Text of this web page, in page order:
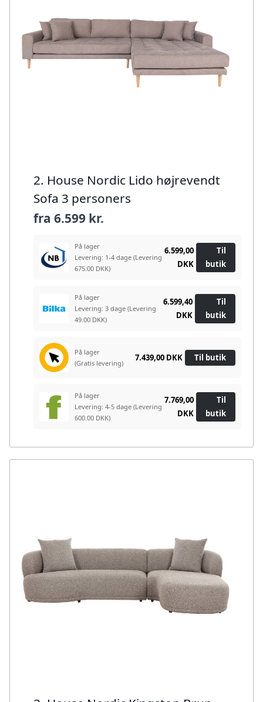
2. House Nordic Lido højrevendt
Sofa 3 personers
fra 6.599 kr.
På lager
Levering: 1-4 dage (Levering
675.00 DKK)
6.599,00
DKK
Til
butik
På lager
Levering: 3 dage (Levering
49.00 DKK)
6.599,40
DKK
Til
butik
På lager
(Gratis levering)
7.439,00 DKK Til butik
På lager
Levering: 4-5 dage (Levering
600.00 DKK)
7.769,00
DKK
Til
butik